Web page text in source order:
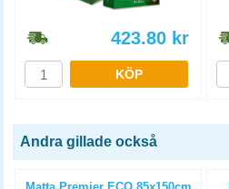
423.80 kr
KÖP
Andra gillade också